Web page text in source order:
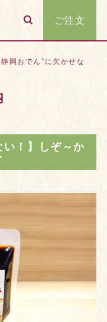
ご注文
静岡おでん”に欠かせな
い！】しぞ～か